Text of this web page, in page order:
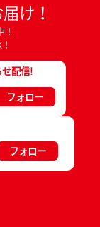
け！
配信!
フォロー
フォロー